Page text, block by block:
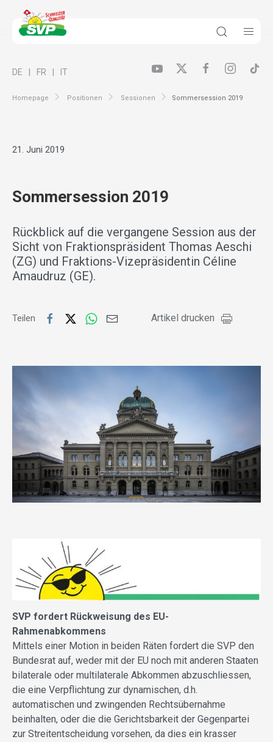
Homepage Positionen Sessionen Sommersession 2019
DE FR IT
21. Juni 2019
Sommersession 2019
Rückblick auf die vergangene Session aus der
Sicht von Fraktionspräsident Thomas Aeschi
(ZG) und Fraktions-Vizepräsidentin Céline
Amaudruz (GE).
Teilen Artikel drucken
SVP fordert Rückweisung des EU-
Rahmenabkommens
Mittels einer Motion in beiden Räten fordert die SVP den
Bundesrat auf, weder mit der EU noch mit anderen Staaten
bilaterale oder multilaterale Abkommen abzuschliessen,
die eine Verpflichtung zur dynamischen, d.h.
automatischen und zwingenden Rechtsübernahme
beinhalten, oder die die Gerichtsbarkeit der Gegenpartei
zur Streitentscheidung vorsehen, da dies ein krasser